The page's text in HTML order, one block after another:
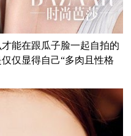
能在跟瓜子脸一起自拍的
仅显得自己“多肉且性格